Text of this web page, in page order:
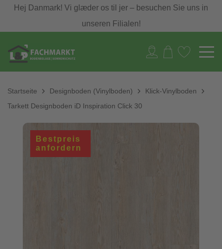
Hej Danmark! Vi glæder os til jer – besuchen Sie uns in
unseren Filialen!
Startseite Designboden (Vinylboden)
Klick-Vinylboden
Tarkett Designboden iD Inspiration Click 30
Bestpreis
anfordern